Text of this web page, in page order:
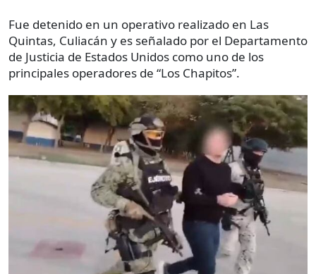
Fue detenido en un operativo realizado en Las
Quintas, Culiacán y es señalado por el Departamento
de Justicia de Estados Unidos como uno de los
principales operadores de “Los Chapitos”.